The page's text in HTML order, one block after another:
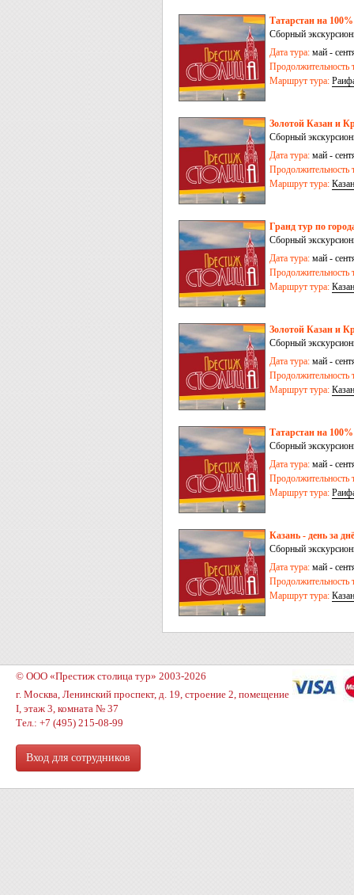
Татарстан на
Сборный
Дата тура: май -
Продолжительность
Маршрут тура:
Золотой Казан и
Сборный
Дата тура: май -
Продолжительность
Маршрут тура:
Гранд тур по
Сборный
Дата тура: май -
Продолжительность
Маршрут тура:
Золотой Казан и
Сборный
Дата тура: май -
Продолжительность
Маршрут тура:
Татарстан на
Сборный
Дата тура: май -
Продолжительность
Маршрут тура:
Казань - день за
Сборный
Дата тура: май -
Продолжительность
Маршрут тура:
© ООО «Престиж столица тур» 2003-2026
г. Москва, Ленинский проспект, д. 19, строение 2, помещение
I, этаж 3, комната № 37
Тел.: +7 (495) 215-08-99
Вход для сотрудников